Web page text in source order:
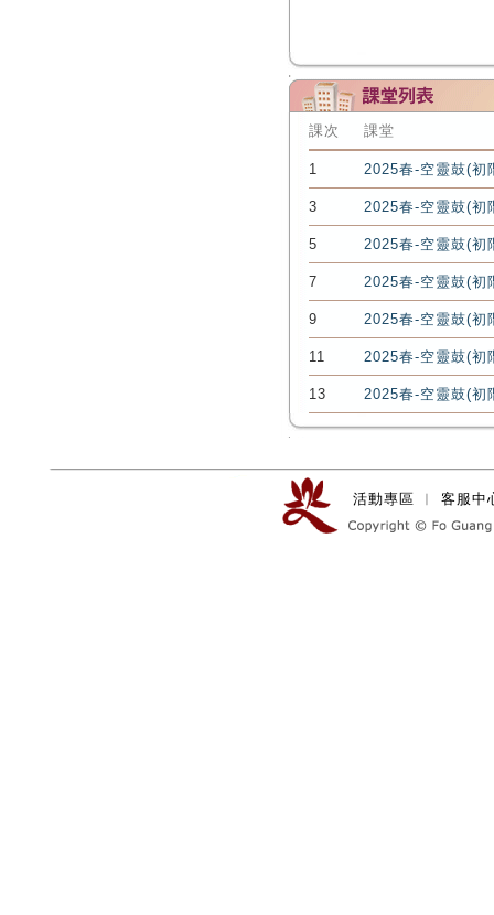
課次 課堂
1 2025春-空靈鼓(初
3 2025春-空靈鼓(初
5 2025春-空靈鼓(初
7 2025春-空靈鼓(初
9 2025春-空靈鼓(初
11 2025春-空靈鼓(初
13 2025春-空靈鼓(初
活動專區 ︱ 客服中